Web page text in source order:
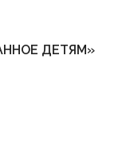
ДЕТЯМ»